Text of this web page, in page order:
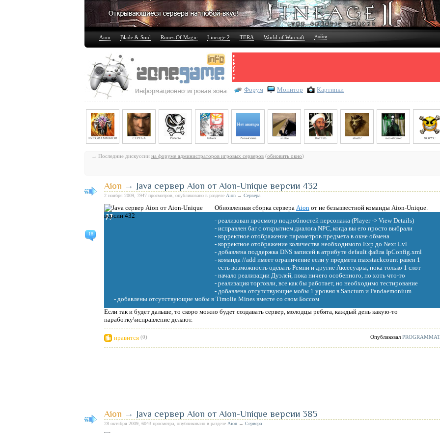
Aion Blade & Soul Runes Of Magic Lineage 2 TERA World of Warcraft Войти
Форум Монитор Картинки
PROGRAMMATOR CEPEGA Perfecto kiberk Zone-Game snake HaTTaB stas82 neo-skynet XOPYC
→ Последние дискуссии на форуме администраторов игровых серверов (обновить окно)
18
Aion → Java сервер Aion от Aion-Unique версии 432
2 ноября 2009, 7947 просмотров, опубликовано в разделе Aion → Сервера
Обновленная сборка сервера Aion от не безызвестной команды Aion-Unique.
- реализован просмотр подробностей персонажа (Player -> View Details)
- исправлен баг с открытием диалога NPC, когда вы его просто выбрали
- корректное отображение параметров предмета в окне обмена
- корректное отображение количества необходимого Exp до Next Lvl
- добавлена поддержка DNS записей в атрибуте default файла IpConfig.xml
- команда //add имеет ограничение если у предмета maxstackcount равен 1
- есть возможность одевать Ремни и другие Аксесуары, пока только 1 слот
- начало реализации Дуэлей, пока ничего особенного, но хоть что-то
- реализация торговли, все как бы работает, но необходимо тестирование
- добавлена отсутствующие мобы 1 уровня в Sanctum и Pandaemonium
- добавлены отсутствующие мобы в Timolia Mines вместе со свом Боссом
Если так и будет дальше, то скоро можно будет создавать сервер, молодцы ребята, каждый день какую-то
наработку\исправление делают.
нравится (0) Опубликовал
Aion → Java сервер Aion от Aion-Unique версии 385
28 октября 2009, 6043 просмотра, опубликовано в разделе Aion → Сервера